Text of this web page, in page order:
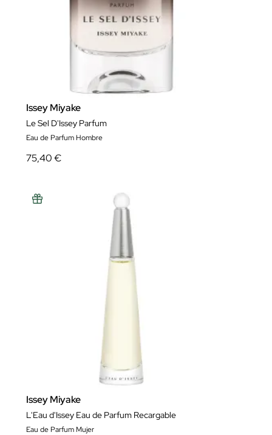
Issey Miyake
Le Sel D'Issey Parfum
Eau de Parfum Hombre
75,40 €
Issey Miyake
L'Eau d'Issey Eau de Parfum Recargable
Eau de Parfum Mujer